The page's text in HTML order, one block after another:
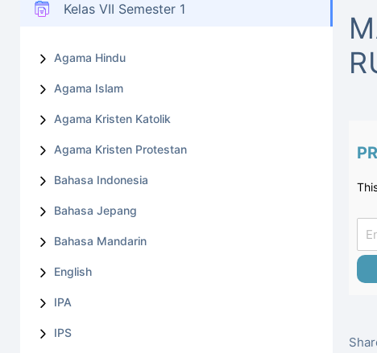
Kelas VII Semester 1
Agama Hindu
Agama Islam
Agama Kristen Katolik
Agama Kristen Protestan
Bahasa Indonesia
Bahasa Jepang
Bahasa Mandarin
English
IPA
IPS